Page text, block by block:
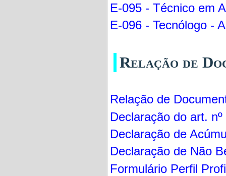
E-095 - Técnico em
E-096 - Tecnólogo -
Relação de
Relação de
Declaração do art.
Declaração de
Declaração de Não
Formulário Perfil